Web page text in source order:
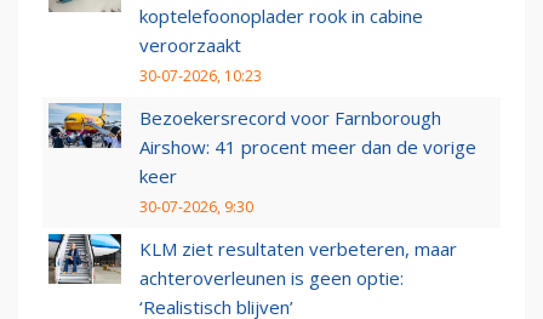
koptelefoonoplader rook in cabine
veroorzaakt
30-07-2026, 10:23
Bezoekersrecord voor Farnborough
Airshow: 41 procent meer dan de vorige
keer
30-07-2026, 9:30
KLM ziet resultaten verbeteren, maar
achteroverleunen is geen optie:
‘Realistisch blijven’